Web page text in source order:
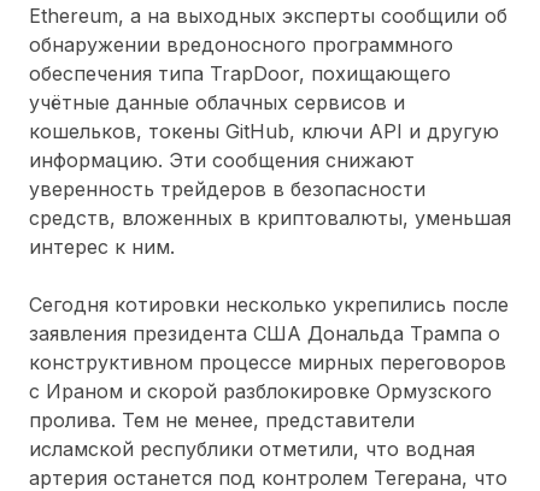
Ethereum, а на выходных эксперты сообщили об
обнаружении вредоносного программного
обеспечения типа TrapDoor, похищающего
учётные данные облачных сервисов и
кошельков, токены GitHub, ключи API и другую
информацию. Эти сообщения снижают
уверенность трейдеров в безопасности
средств, вложенных в криптовалюты, уменьшая
интерес к ним.
Сегодня котировки несколько укрепились после
заявления президента США Дональда Трампа о
конструктивном процессе мирных переговоров
с Ираном и скорой разблокировке Ормузского
пролива. Тем не менее, представители
исламской республики отметили, что водная
артерия останется под контролем Тегерана, что